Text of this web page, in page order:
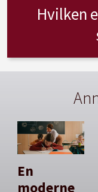
Hvilken
En
moderne